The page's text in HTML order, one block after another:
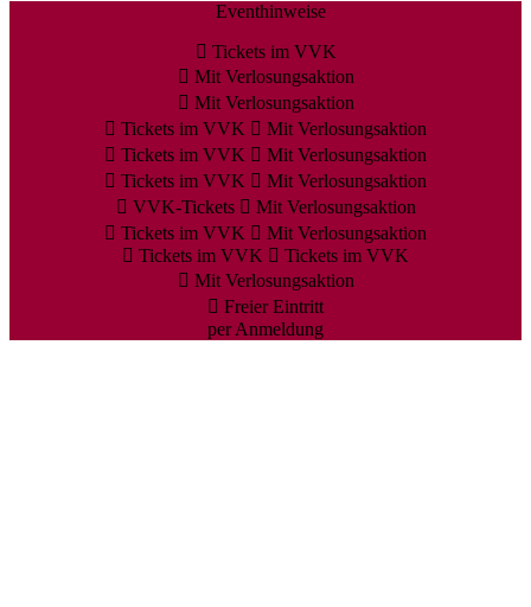
Eventhinweise
Tickets im VVK
Mit Verlosungsaktion
Mit Verlosungsaktion
Tickets im VVK
Mit Verlosungsaktion
Tickets im VVK
Mit Verlosungsaktion
Tickets im VVK
Mit Verlosungsaktion
VVK-Tickets
Mit Verlosungsaktion
Tickets im VVK
Mit Verlosungsaktion
Tickets im VVK
Tickets im VVK
Mit Verlosungsaktion
Freier Eintritt
per Anmeldung